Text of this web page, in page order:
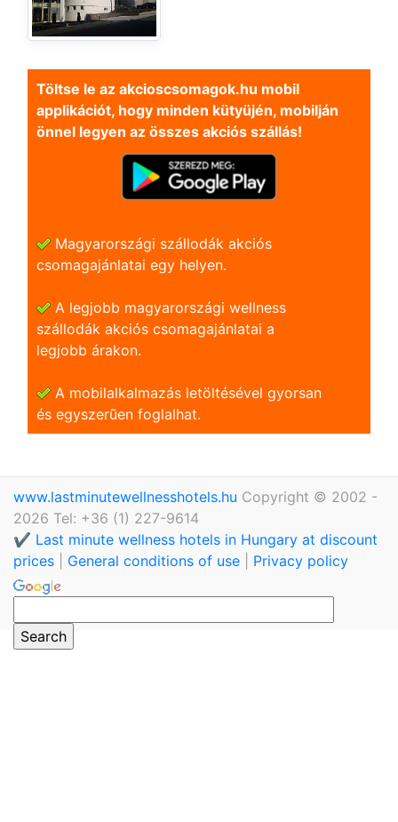
Töltse le az akcioscsomagok.hu mobil
applikációt, hogy minden kütyüjén, mobilján
önnel legyen az összes akciós szállás!
Magyarországi szállodák akciós
csomagajánlatai egy helyen.
A legjobb magyarországi wellness
szállodák akciós csomagajánlatai a
legjobb árakon.
A mobilalkalmazás letöltésével gyorsan
és egyszerũen foglalhat.
www.lastminutewellnesshotels.hu Copyright © 2002 -
2026 Tel: +36 (1) 227-9614
✔️ Last minute wellness hotels in Hungary at discount
prices
General conditions of use Privacy policy